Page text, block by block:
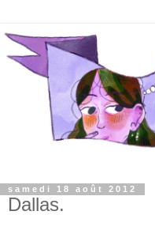
samedi 18 août 2012
Dallas.